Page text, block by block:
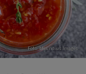
Foto: Mauritius Images